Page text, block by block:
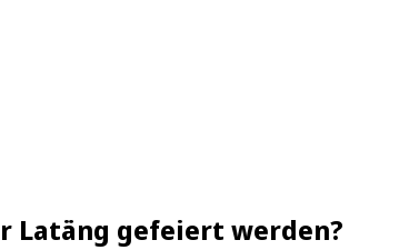
Latäng gefeiert werden?